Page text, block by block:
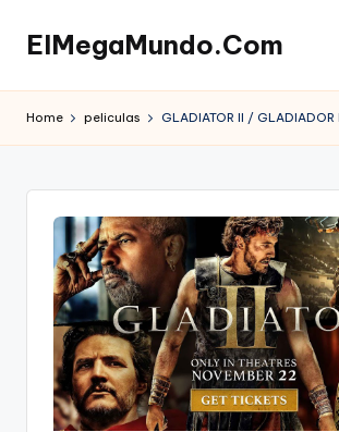
content
ElMegaMundo.Com
EN
Home peliculas GLADIATOR II /